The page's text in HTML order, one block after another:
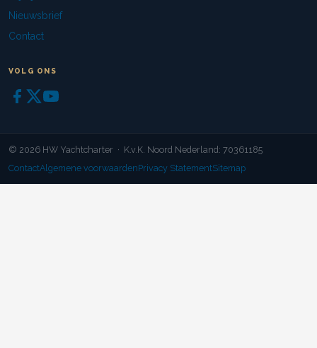
Nieuwsbrief
Contact
VOLG ONS
© 2026 HW Yachtcharter · K.v.K. Noord Nederland: 70361185
ContactAlgemene voorwaardenPrivacy StatementSitemap